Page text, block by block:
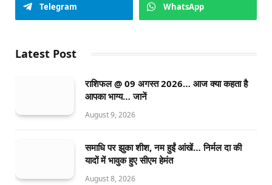
Telegram WhatsApp
Latest Post
राशिफल @ 09 अगस्त 2026… आज क्या कहता है
आपका भाग्य… जानें
August 9, 2026
समाधि पर झुका शीश, नम हुईं आंखें… निर्मल दा की
यादों में भावुक हुए सीएम हेमंत
August 8, 2026